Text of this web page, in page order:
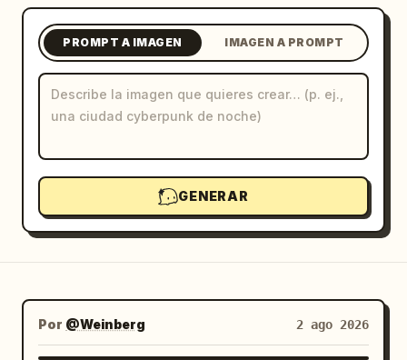
Actualizaciones
PROMPT A IMAGEN IMAGEN A PROMPT
GENERAR
Por @Weinberg 2 ago 2026